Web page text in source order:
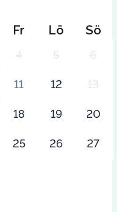
Fr Lö Sö
4 5 6
11 12 13
18 19 20
25 26 27